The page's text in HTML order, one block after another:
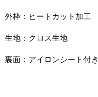
外枠：ヒートカット加工
生地：クロス生地
裏面：アイロンシート付き